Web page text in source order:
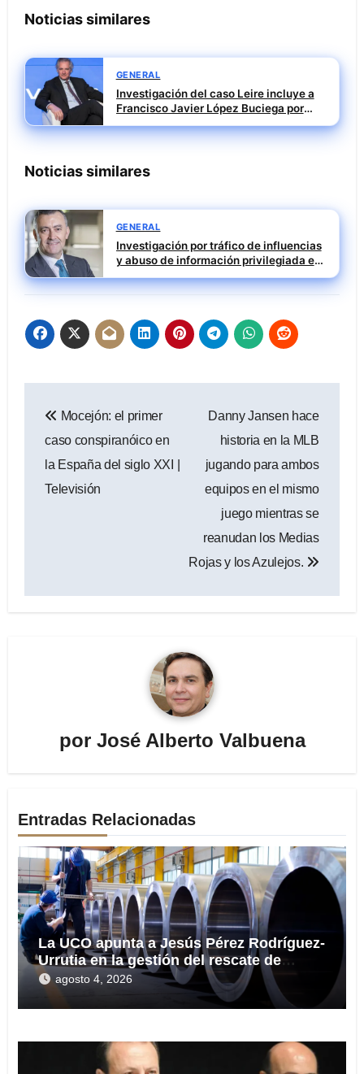
Noticias similares
GENERAL
Investigación del caso Leire incluye a
Francisco Javier López Buciega por
posible tráfico de influencias
Noticias similares
GENERAL
Investigación por tráfico de influencias
y abuso de información privilegiada en
Tubos Reunidos con Francisco Irazusta
de
entradas
Mocejón: el primer
caso conspiranóico en
la España del siglo XXI |
Televisión
Danny Jansen hace
historia en la MLB
jugando para ambos
equipos en el mismo
juego mientras se
reanudan los Medias
Rojas y los Azulejos.
por José Alberto Valbuena
Entradas Relacionadas
La UCO apunta a Jesús Pérez Rodríguez-
Urrutia en la gestión del rescate de
Tubos Reunidos
agosto 4, 2026